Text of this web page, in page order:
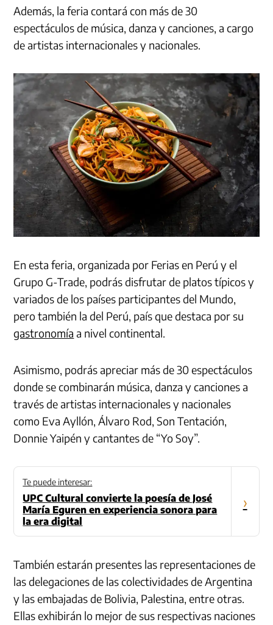
Además, la feria contará con más de 30
espectáculos de música, danza y canciones, a cargo
de artistas internacionales y nacionales.
En esta feria, organizada por Ferias en Perú y el
Grupo G-Trade, podrás disfrutar de platos típicos y
variados de los países participantes del Mundo,
pero también la del Perú, país que destaca por su
gastronomía a nivel continental.
Asimismo, podrás apreciar más de 30 espectáculos
donde se combinarán música, danza y canciones a
través de artistas internacionales y nacionales
como Eva Ayllón, Álvaro Rod, Son Tentación,
Donnie Yaipén y cantantes de “Yo Soy”.
Te puede interesar:
UPC Cultural convierte la poesía de José
María Eguren en experiencia sonora para
la era digital
›
También estarán presentes las representaciones de
las delegaciones de las colectividades de Argentina
y las embajadas de Bolivia, Palestina, entre otras.
Ellas exhibirán lo mejor de sus respectivas naciones